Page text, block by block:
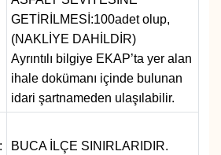
GETİRİLMESİ:100adet olup,
(NAKLİYE DAHİLDİR)
Ayrıntılı bilgiye EKAP’ta yer alan
ihale dokümanı içinde bulunan
idari şartnameden ulaşılabilir.
: BUCA İLÇE SINIRLARIDIR.